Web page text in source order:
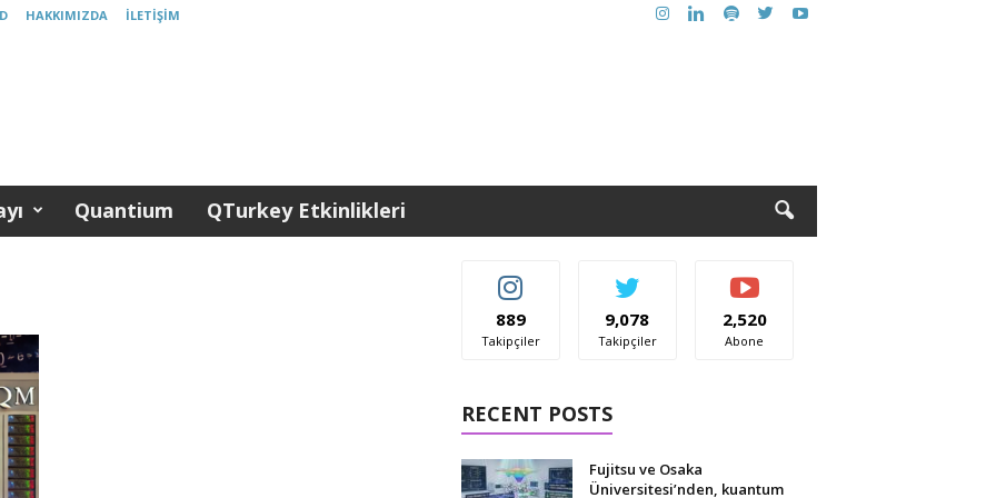
HAKKIMIZDA İLETIŞIM
Quantium QTurkey Etkinlikleri
889
Takipçiler
9,078
Takipçiler
2,520
Abone
RECENT POSTS
Fujitsu ve Osaka
Üniversitesi’nden, kuantum